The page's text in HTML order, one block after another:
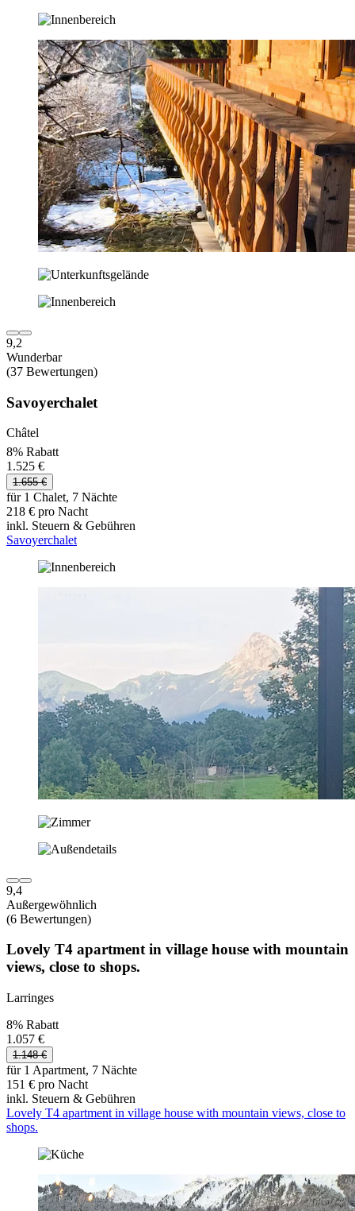
9,2
Wunderbar
(37 Bewertungen)
Savoyerchalet
Châtel
8% Rabatt
1.525 €
1.655 €
für 1 Chalet, 7 Nächte
218 € pro Nacht
inkl. Steuern & Gebühren
Savoyerchalet
9,4
Außergewöhnlich
(6 Bewertungen)
Lovely T4 apartment in village house with mountain
views, close to shops.
Larringes
8% Rabatt
1.057 €
1.148 €
für 1 Apartment, 7 Nächte
151 € pro Nacht
inkl. Steuern & Gebühren
Lovely T4 apartment in village house with mountain views, close to
shops.